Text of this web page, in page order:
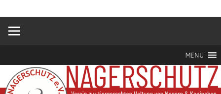
springen
Nagerschutz
für
MENU